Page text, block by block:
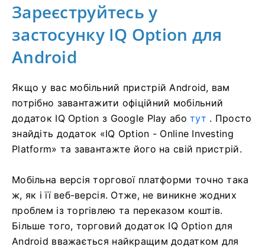
Зареєструйтесь у
застосунку IQ Option для
Android
Якщо у вас мобільний пристрій Android, вам
потрібно завантажити офіційний мобільний
додаток IQ Option з Google Play аботут . Просто
знайдіть додаток «IQ Option - Online Investing
Platform» та завантажте його на свій пристрій.
Мобільна версія торгової платформи точно така
ж, як і її веб-версія. Отже, не виникне жодних
проблем із торгівлею та переказом коштів.
Більше того, торговий додаток IQ Option для
Android вважається найкращим додатком для